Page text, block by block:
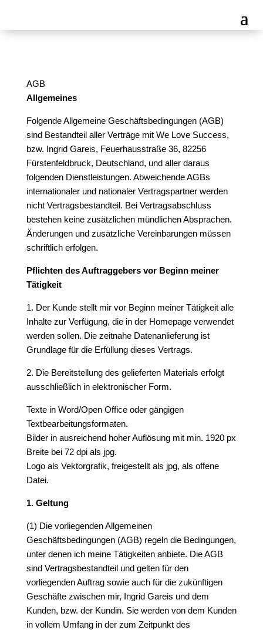
AGB
Allgemeines
Folgende Allgemeine Geschäftsbedingungen (AGB)
sind Bestandteil aller Verträge mit We Love Success,
bzw. Ingrid Gareis, Feuerhausstraße 36, 82256
Fürstenfeldbruck, Deutschland, und aller daraus
folgenden Dienstleistungen. Abweichende AGBs
internationaler und nationaler Vertragspartner werden
nicht Vertragsbestandteil. Bei Vertragsabschluss
bestehen keine zusätzlichen mündlichen Absprachen.
Änderungen und zusätzliche Vereinbarungen müssen
schriftlich erfolgen.
Pflichten des Auftraggebers vor Beginn meiner
Tätigkeit
1. Der Kunde stellt mir vor Beginn meiner Tätigkeit alle
Inhalte zur Verfügung, die in der Homepage verwendet
werden sollen. Die zeitnahe Datenanlieferung ist
Grundlage für die Erfüllung dieses Vertrags.
2. Die Bereitstellung des gelieferten Materials erfolgt
ausschließlich in elektronischer Form.
Texte in Word/Open Office oder gängigen
Textbearbeitungsformaten.
Bilder in ausreichend hoher Auflösung mit min. 1920 px
Breite bei 72 dpi als jpg.
Logo als Vektorgrafik, freigestellt als jpg, als offene
Datei.
1. Geltung
(1) Die vorliegenden Allgemeinen
Geschäftsbedingungen (AGB) regeln die Bedingungen,
unter denen ich meine Tätigkeiten anbiete. Die AGB
sind Vertragsbestandteil und gelten für den
vorliegenden Auftrag sowie auch für die zukünftigen
Geschäfte zwischen mir, Ingrid Gareis und dem
Kunden, bzw. der Kundin. Sie werden von dem Kunden
in vollem Umfang in der zum Zeitpunkt des